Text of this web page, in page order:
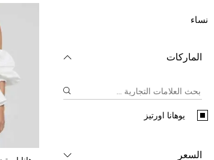
نساء
الماركات
يوهانا اورتيز
السعر